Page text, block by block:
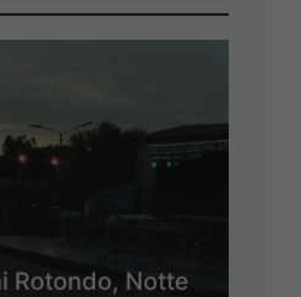
Rotondo, Notte